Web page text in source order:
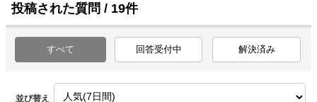
投稿された質問 / 19件
すべて 回答受付中 解決済み
並び替え